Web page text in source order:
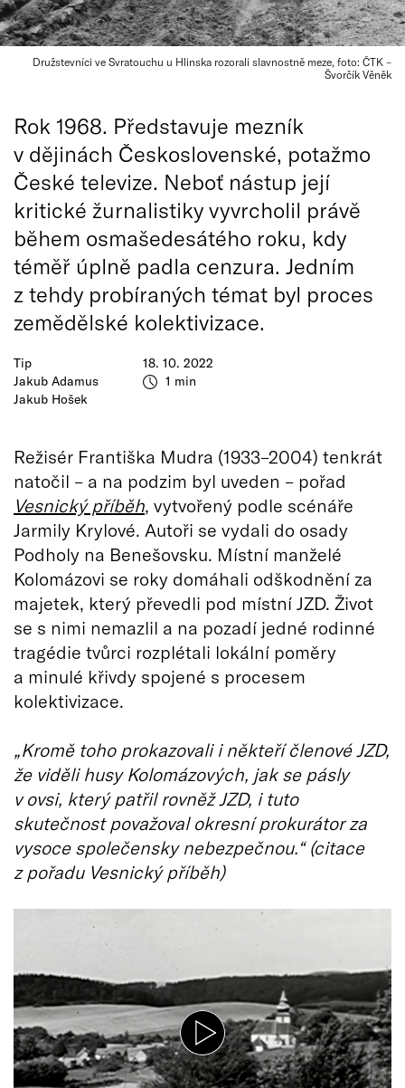
Družstevníci ve Svratouchu u Hlinska rozorali slavnostně meze, foto: ČTK –
Švorčík Věněk
Tip
Jakub Adamus
Jakub Hošek
18. 10. 2022
1 min
Rok 1968. Představuje mezník
v dějinách Československé, potažmo
České televize. Neboť nástup její
kritické žurnalistiky vyvrcholil právě
během osmašedesátého roku, kdy
téměř úplně padla cenzura. Jedním
z tehdy probíraných témat byl proces
zemědělské kolektivizace.
Režisér Františka Mudra (1933–2004) tenkrát
natočil – a na podzim byl uveden – pořad
Vesnický příběh, vytvořený podle scénáře
Jarmily Krylové. Autoři se vydali do osady
Podholy na Benešovsku. Místní manželé
Kolomázovi se roky domáhali odškodnění za
majetek, který převedli pod místní JZD. Život
se s nimi nemazlil a na pozadí jedné rodinné
tragédie tvůrci rozplétali lokální poměry
a minulé křivdy spojené s procesem
kolektivizace.
„Kromě toho prokazovali i někteří členové JZD,
že viděli husy Kolomázových, jak se pásly
v ovsi, který patřil rovněž JZD, i tuto
skutečnost považoval okresní prokurátor za
vysoce společensky nebezpečnou.“ (citace
z pořadu Vesnický příběh)